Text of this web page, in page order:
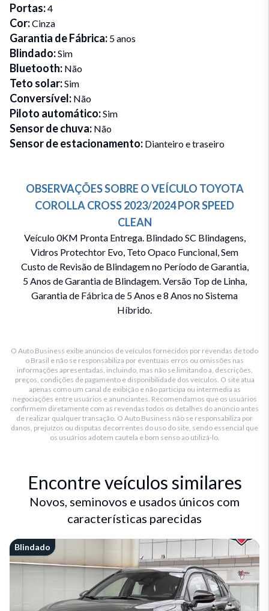
Portas:4
Cor:Cinza
Garantia de Fábrica: 5 anos
Blindado:Sim
Bluetooth: Não
Teto solar:Sim
Conversível: Não
Piloto automático:Sim
Sensor de chuva: Não
Sensor de estacionamento: Dianteiro e traseiro
OBSERVAÇÕES SOBRE O VEÍCULO TOYOTA
COROLLA CROSS2023/2024PORSPEED
CLEAN
Veículo 0KM Pronta Entrega. Blindado SC Blindagens,
Vidros Protechtor Evo, Teto Opaco Funcional, Sem
Custo de Revisão de Blindagem no Período de Garantia,
5 Anos de Garantia de Blindagem. Versão Top de Linha,
Garantia de Fábrica de 5 Anos e 8 Anos no Sistema
Híbrido.
O Auto Business exibe anúncios de veículos fornecidos por revendas de todo
o Brasil e não se responsabiliza por eventuais erros ou omissões nas
informações apresentadas, incluindo, mas não se limitando a, descrições,
preços, condições de pagamento e disponibilidade dos veículos. O site atua
apenas como um canal de exibição e não participa ou intermedia as
negociações entre usuários e anunciantes. Recomendamos que os usuários
confirmem diretamente com as revendas todos os detalhes do anúncio antes
de realizar qualquer transação. O Auto Business não se responsabiliza por
danos, prejuízos ou disputas decorrentes do uso do site, sendo essencial que
os usuários adotem cautela e bom senso ao utilizá-lo.
Encontre veículos similares
Novos, seminovos e usados únicos com
características parecidas
Blindado